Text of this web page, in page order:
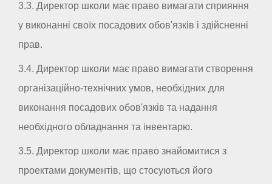
3.3. Директор школи має право вимагати сприяння
у виконанні своїх посадових обов'язків і здійсненні
прав.
3.4. Директор школи має право вимагати створення
організаційно-технічних умов, необхідних для
виконання посадових обов'язків та надання
необхідного обладнання та інвентарю.
3.5. Директор школи має право знайомитися з
проектами документів, що стосуються його